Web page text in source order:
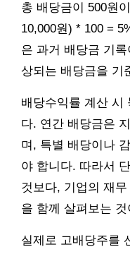
총 배당금이 500원
10,000원) * 100 =
은 과거 배당금 기
상되는 배당금을 기
배당수익률 계산 시
다. 연간 배당금은
며, 특별 배당이나
야 합니다. 따라서
것보다, 기업의 재
을 함께 살펴보는
실제로 고배당주를